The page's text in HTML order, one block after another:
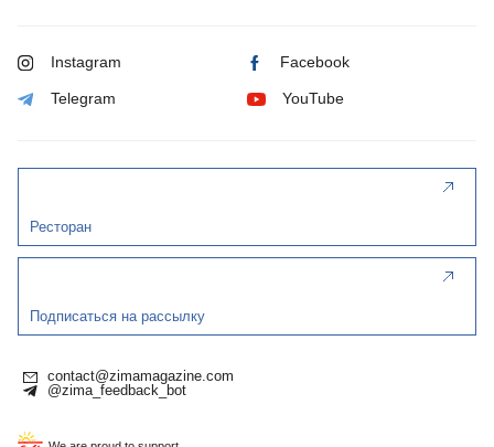
Instagram Facebook
Telegram YouTube
Ресторан
Подписаться на рассылку
contact@zimamagazine.com
@zima_feedback_bot